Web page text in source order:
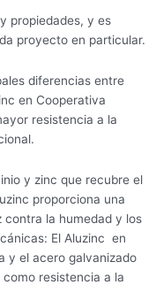
propiedades, y es
proyecto en particular.
diferencias entre
en Cooperativa
resistencia a la
y zinc que recubre el
proporciona una
la humedad y los
El Aluzinc en
y el acero galvanizado
resistencia a la